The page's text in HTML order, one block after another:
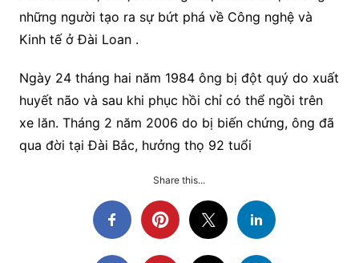
những người tạo ra sự bứt phá về Công nghệ và
Kinh tế ở Đài Loan .
Ngày 24 tháng hai năm 1984 ông bị đột quý do xuất
huyết não và sau khi phục hồi chỉ có thể ngồi trên
xe lăn. Tháng 2 năm 2006 do bị biến chứng, ông đã
qua đời tại Đài Bắc, hưởng thọ 92 tuổi
Share this...